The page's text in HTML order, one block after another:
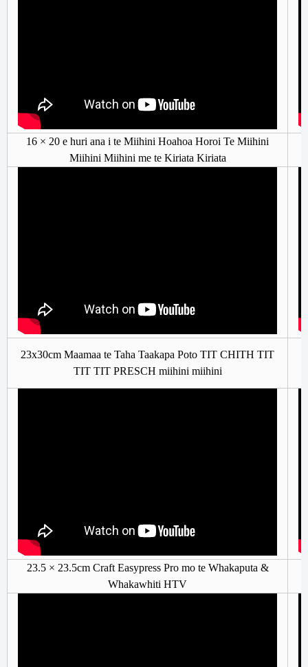
16 × 20 e huri ana i te Miihini Hoahoa Horoi Te Miihini
Miihini Miihini me te Kiriata Kiriata
23x30cm Maamaa te Taha Taakapa Poto TIT CHITH TIT
TIT TIT PRESCH miihini miihini
23.5 × 23.5cm Craft Easypress Pro mo te Whakaputa &
Whakawhiti HTV